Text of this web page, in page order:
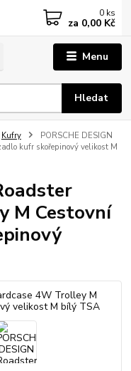
Menu
Hledat
0 ks
za 0,00 Kč
Kufry
PORSCHE DESIGN
kufr skořepinový velikost M
M Cestovní